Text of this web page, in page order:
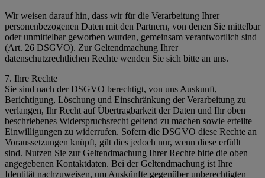
Wir weisen darauf hin, dass wir für die Verarbeitung Ihrer
personenbezogenen Daten mit den Partnern, von denen Sie mittelbar
oder unmittelbar geworben wurden, gemeinsam verantwortlich sind
(Art. 26 DSGVO). Zur Geltendmachung Ihrer
datenschutzrechtlichen Rechte wenden Sie sich bitte an uns.
7. Ihre Rechte
Sie sind nach der DSGVO berechtigt, von uns Auskunft,
Berichtigung, Löschung und Einschränkung der Verarbeitung zu
verlangen, Ihr Recht auf Übertragbarkeit der Daten und Ihr oben
beschriebenes Widerspruchsrecht geltend zu machen sowie erteilte
Einwilligungen zu widerrufen. Sofern die DSGVO diese Rechte an
Voraussetzungen knüpft, gilt dies jedoch nur, wenn diese erfüllt
sind. Nutzen Sie zur Geltendmachung Ihrer Rechte bitte die oben
angegebenen Kontaktdaten. Bei der Geltendmachung ist Ihre
Identität nachzuweisen, um Auskünfte gegenüber unberechtigten